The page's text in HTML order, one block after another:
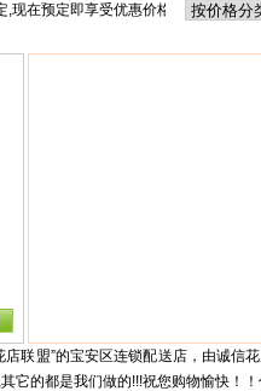
定即享受优惠价格,  告诉妈妈你爱
联盟”的宝安区连锁配送店，由诚
它的都是我们做的!!!祝您购物愉快